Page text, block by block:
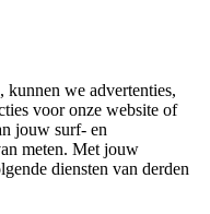
kunnen we advertenties,
voor onze website of
jouw surf- en
meten. Met jouw
diensten van derden